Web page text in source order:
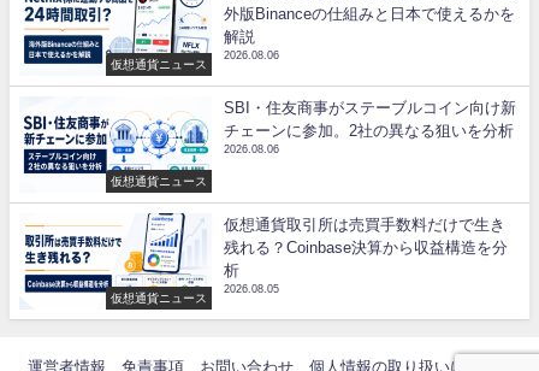
仮想通貨ニュース
外版Binanceの仕組みと日本で使えるかを
解説
2026.08.06
仮想通貨ニュース
SBI・住友商事がステーブルコイン向け新
チェーンに参加。2社の異なる狙いを分析
2026.08.06
仮想通貨ニュース
仮想通貨取引所は売買手数料だけで生き
残れる？Coinbase決算から収益構造を分
析
2026.08.05
運営者情報 免責事項 お問い合わせ 個人情報の取り扱いについて